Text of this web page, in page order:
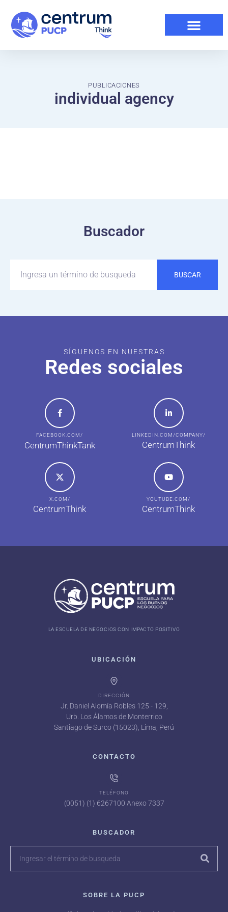
PUBLICACIONES
individual agency
Buscador
BUSCAR
SÍGUENOS EN NUESTRAS
Redes sociales
FACEBOOK.COM/
CentrumThinkTank
LINKEDIN.COM/COMPANY/
CentrumThink
X.COM/
CentrumThink
YOUTUBE.COM/
CentrumThink
LA ESCUELA DE NEGOCIOS CON IMPACTO POSITIVO
UBICACIÓN
DIRECCIÓN
Jr. Daniel Alomía Robles 125 - 129,
Urb. Los Álamos de Monterrico
Santiago de Surco (15023), Lima, Perú
CONTACTO
TELÉFONO
(0051) (1) 6267100 Anexo 7337
BUSCADOR
SOBRE LA PUCP